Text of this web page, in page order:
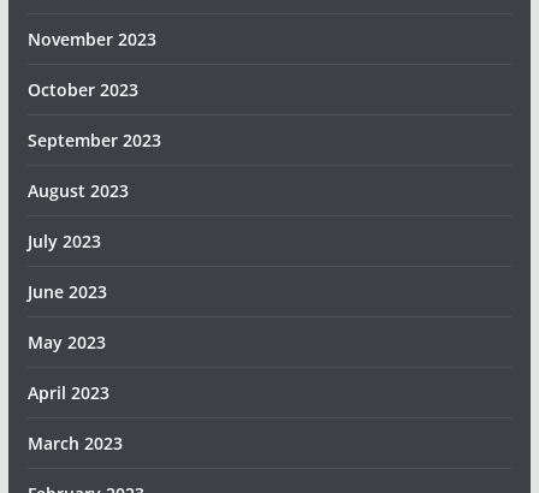
November 2023
October 2023
September 2023
August 2023
July 2023
June 2023
May 2023
April 2023
March 2023